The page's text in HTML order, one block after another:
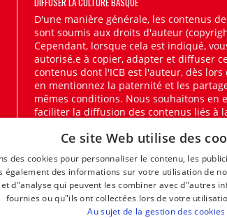
D'une manière générale, les contenus
sont soumis aux droits d'auteur
Cependant, lorsque cela est indiqué,
autorisé.e à copier, adapter et diffuser
contenus dont l'ICB est l'auteur, dès lors
en mentionnez la paternité et les
mêmes conditions. Nous souhaitons en
faciliter la diffusion des contenus liés à
Ce site Web utilise des
des cookies pour personnaliser le contenu, les
également des informations sur votre utilisation de
d"analyse qui peuvent les combiner avec d"autres
fournies ou qu"ils ont collectées lors de votre
Au sujet de la gestion des cookies